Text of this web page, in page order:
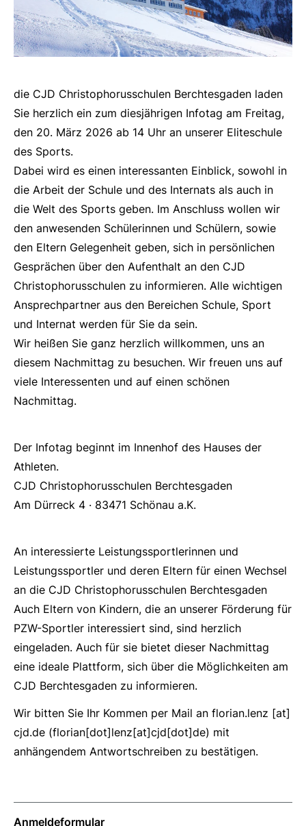
die CJD Christophorusschulen Berchtesgaden laden
Sie herzlich ein zum diesjährigen Infotag am Freitag,
den 20. März 2026 ab 14 Uhr an unserer Eliteschule
des Sports.
Dabei wird es einen interessanten Einblick, sowohl in
die Arbeit der Schule und des Internats als auch in
die Welt des Sports geben. Im Anschluss wollen wir
den anwesenden Schülerinnen und Schülern, sowie
den Eltern Gelegenheit geben, sich in persönlichen
Gesprächen über den Aufenthalt an den CJD
Christophorusschulen zu informieren. Alle wichtigen
Ansprechpartner aus den Bereichen Schule, Sport
und Internat werden für Sie da sein.
Wir heißen Sie ganz herzlich willkommen, uns an
diesem Nachmittag zu besuchen. Wir freuen uns auf
viele Interessenten und auf einen schönen
Nachmittag.
Der Infotag beginnt im Innenhof des Hauses der
Athleten.
CJD Christophorusschulen Berchtesgaden
Am Dürreck 4 · 83471 Schönau a.K.
An interessierte Leistungssportlerinnen und
Leistungssportler und deren Eltern für einen Wechsel
an die CJD Christophorusschulen Berchtesgaden
Auch Eltern von Kindern, die an unserer Förderung für
PZW-Sportler interessiert sind, sind herzlich
eingeladen. Auch für sie bietet dieser Nachmittag
eine ideale Plattform, sich über die Möglichkeiten am
CJD Berchtesgaden zu informieren.
Wir bitten Sie Ihr Kommen per Mail an florian.lenz [at]
cjd.de (florian[dot]lenz[at]cjd[dot]de) mit
anhängendem Antwortschreiben zu bestätigen.
Anmeldeformular